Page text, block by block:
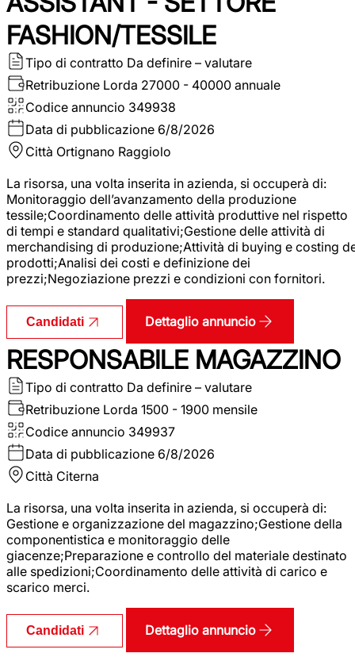
FASHION/TESSILE
Tipo di contratto Da definire – valutare
Retribuzione Lorda 27000 - 40000 annuale
Codice annuncio 349938
Data di pubblicazione 6/8/2026
Città Ortignano Raggiolo
La risorsa, una volta inserita in azienda, si occuperà di:
Monitoraggio dell’avanzamento della produzione
tessile;Coordinamento delle attività produttive nel rispetto
di tempi e standard qualitativi;Gestione delle attività di
merchandising di produzione;Attività di buying e costing
prodotti;Analisi dei costi e definizione dei
prezzi;Negoziazione prezzi e condizioni con fornitori.
Candidati Dettaglio annuncio
RESPONSABILE MAGAZZINO
Tipo di contratto Da definire – valutare
Retribuzione Lorda 1500 - 1900 mensile
Codice annuncio 349937
Data di pubblicazione 6/8/2026
Città Citerna
La risorsa, una volta inserita in azienda, si occuperà di:
Gestione e organizzazione del magazzino;Gestione della
componentistica e monitoraggio delle
giacenze;Preparazione e controllo del materiale destinato
alle spedizioni;Coordinamento delle attività di carico e
scarico merci.
Candidati Dettaglio annuncio